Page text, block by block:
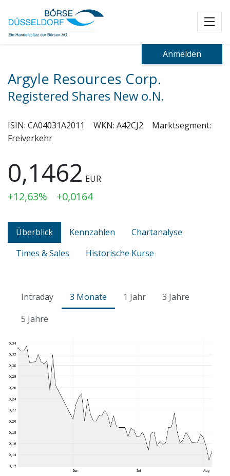
Anmelden
Argyle Resources Corp.
Registered Shares New o.N.
ISIN: CA04031A2011 WKN: A42CJ2
Marktsegment:
Freiverkehr
0,1462 EUR
+12,63% +0,0164
Überblick Kennzahlen
Chartanalyse
Times & Sales
Historische Kurse
Intraday 3 Monate 1 Jahr
3 Jahre
5 Jahre